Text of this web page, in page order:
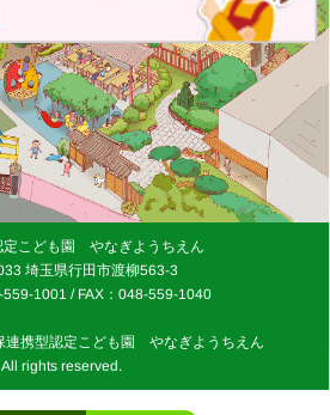
定こども園 やなぎようちえん
埼玉県行田市渡柳563-3
559-1001 / FAX：048-559-1040
連携型認定こども園 やなぎようちえん
All rights reserved.